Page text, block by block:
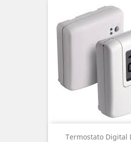
Termostato Digital